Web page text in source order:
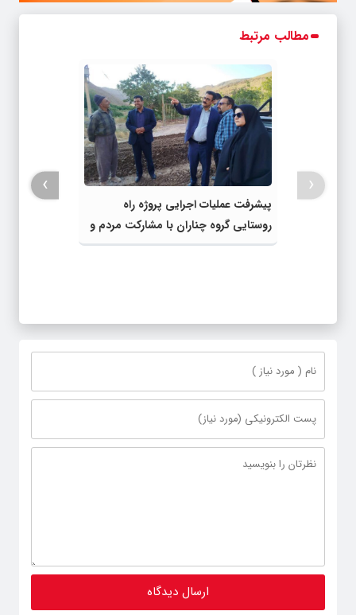
مطالب مرتبط
پیشرفت عملیات اجرایی پروژه راه
روستایی گروه چناران با مشارکت مردم و
اعتبارات دولتی
‹
›